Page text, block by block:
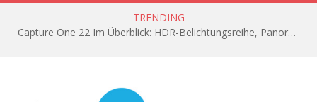
TRENDING
Capture One 22 Im Überblick: HDR-Belichtungsreihe, Panorama aus Einzelbildern, Horizont automatisch ausrichten